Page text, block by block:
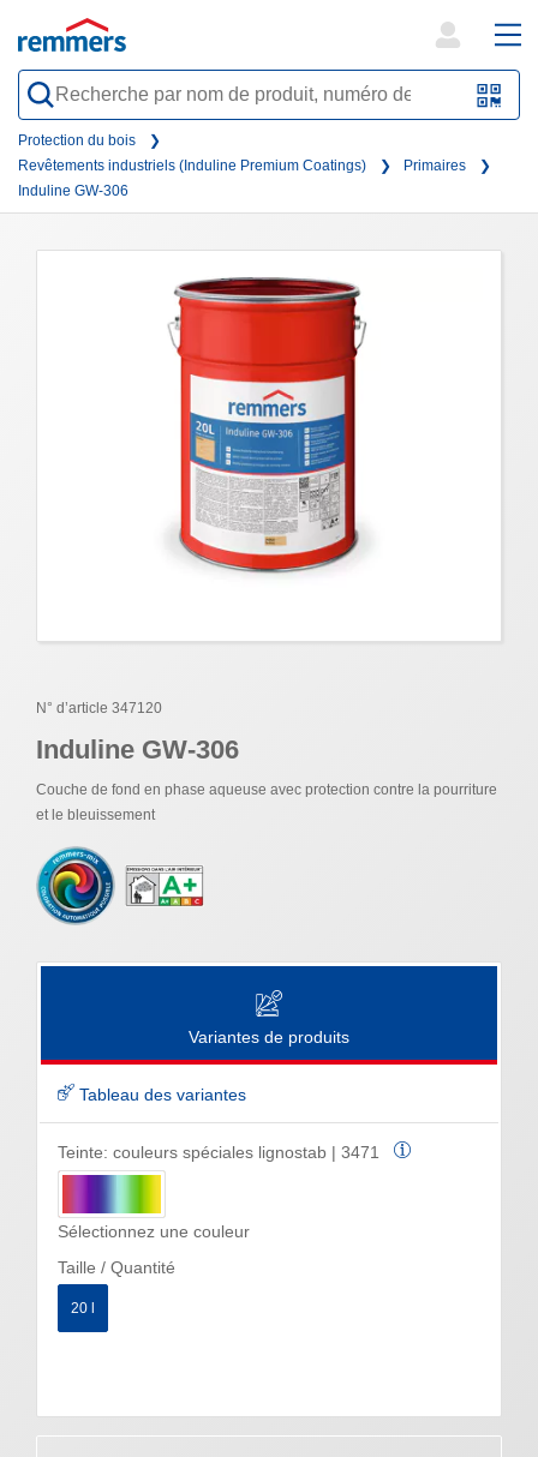
QR-
oder
search
form
Protection du bois
Revêtements industriels (Induline Premium Coatings)
Primaires
Induline GW-306
N° d’article 347120
Induline GW-306
Couche de fond en phase aqueuse avec protection contre la pourriture
et le bleuissement
Variantes de produits
Tableau des variantes
Teinte: couleurs spéciales lignostab | 3471
Sélectionnez une couleur
Taille / Quantité
20 l